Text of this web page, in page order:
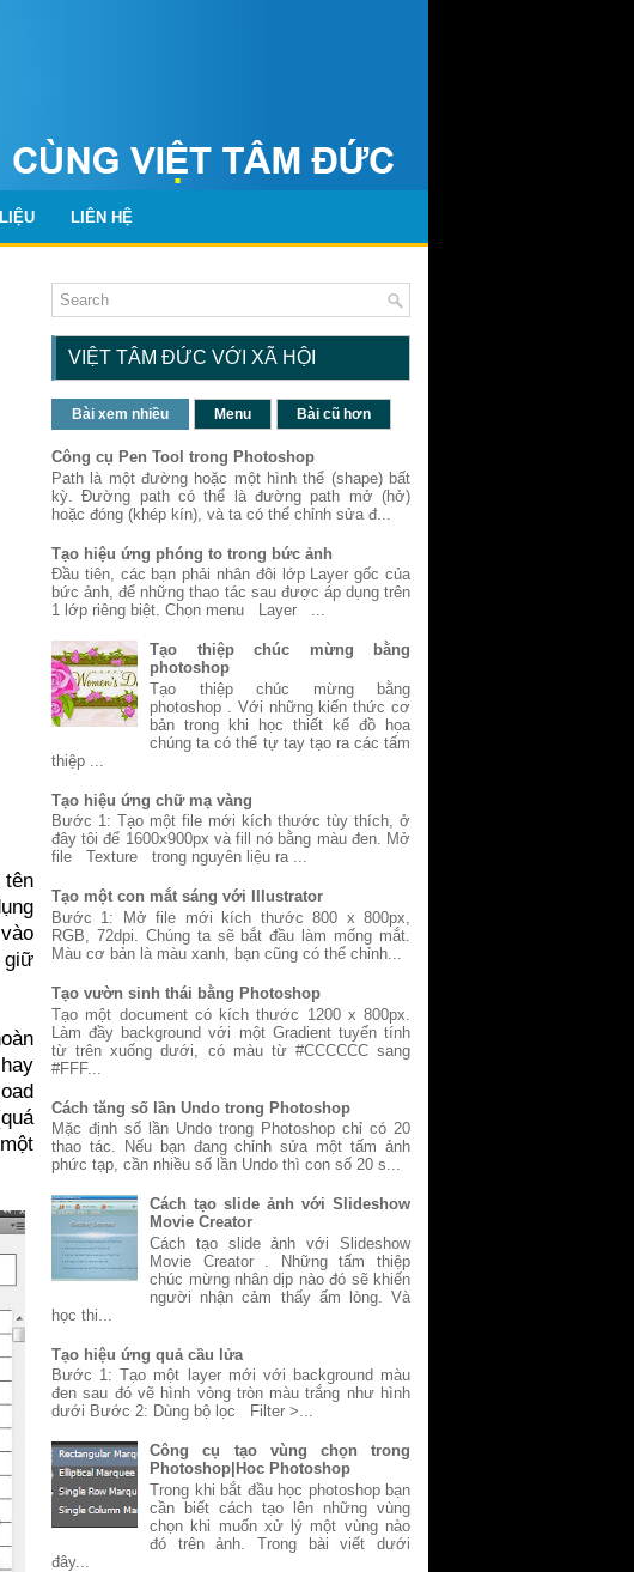
LIÊN HỆ
tên
giữ
VIỆT TÂM ĐỨC VỚI XÃ HỘI
Bài xem nhiều Menu Bài cũ hơn
Công cụ Pen Tool trong Photoshop
Path là một đường hoặc một hình thể (shape) bất
kỳ. Đường path có thể là đường path mở (hở)
hoặc đóng (khép kín), và ta có thể chỉnh sửa đ...
Tạo hiệu ứng phóng to trong bức ảnh
Đầu tiên, các bạn phải nhân đôi lớp Layer gốc của
bức ảnh, để những thao tác sau được áp dụng trên
1 lớp riêng biệt. Chọn menu Layer ...
Tạo thiệp chúc mừng bằng
photoshop
Tạo thiệp chúc mừng bằng
photoshop . Với những kiến thức cơ
bản trong khi học thiết kế đồ họa
chúng ta có thể tự tay tạo ra các tấm
thiệp ...
Tạo hiệu ứng chữ mạ vàng
Bước 1: Tạo một file mới kích thước tùy thích, ở
đây tôi để 1600x900px và fill nó bằng màu đen. Mở
file Texture trong nguyên liệu ra ...
Tạo một con mắt sáng với Illustrator
Bước 1: Mở file mới kích thước 800 x 800px,
RGB, 72dpi. Chúng ta sẽ bắt đầu làm mống mắt.
Màu cơ bản là màu xanh, bạn cũng có thể chỉnh...
Tạo vườn sinh thái bằng Photoshop
Tạo một document có kích thước 1200 x 800px.
Làm đầy background với một Gradient tuyến tính
từ trên xuống dưới, có màu từ #CCCCCC sang
#FFF...
Cách tăng số lần Undo trong Photoshop
Mặc định số lần Undo trong Photoshop chỉ có 20
thao tác. Nếu bạn đang chỉnh sửa một tấm ảnh
phức tạp, cần nhiều số lần Undo thì con số 20 s...
Cách tạo slide ảnh với Slideshow
Movie Creator
Cách tạo slide ảnh với Slideshow
Movie Creator . Những tấm thiệp
chúc mừng nhân dịp nào đó sẽ khiến
người nhận cảm thấy ấm lòng. Và
học thi...
Tạo hiệu ứng quả cầu lửa
Bước 1: Tạo một layer mới với background màu
đen sau đó vẽ hình vòng tròn màu trắng như hình
dưới Bước 2: Dùng bộ lọc Filter >...
Công cụ tạo vùng chọn trong
Photoshop|Hoc Photoshop
Trong khi bắt đầu học photoshop bạn
cần biết cách tạo lên những vùng
chọn khi muốn xử lý một vùng nào
đó trên ảnh. Trong bài viết dưới
đây...